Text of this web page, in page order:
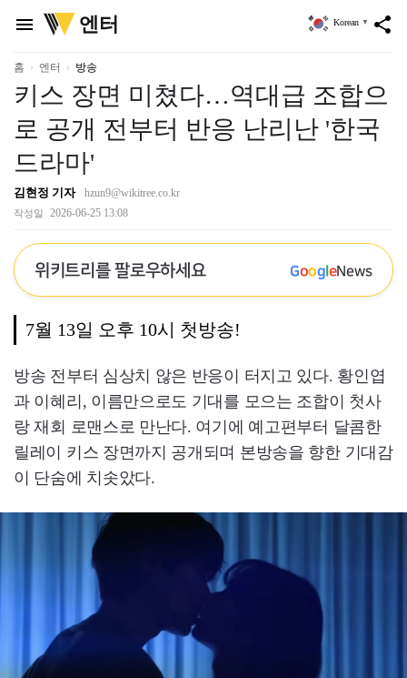
menu
위
키
리
엔터 share
Korean ▼
홈 엔터 방송
키스 장면 미쳤다…역대급 조합으
로 공개 전부터 반응 난리난 '한국
드라마'
김현정 기자 hzun9@wikitree.co.kr
작성일 2026-06-25 13:08
위키트리를 팔로우하세요 GoogleNews
7월 13일 오후 10시 첫방송!
방송 전부터 심상치 않은 반응이 터지고 있다. 황인엽
과 이혜리, 이름만으로도 기대를 모으는 조합이 첫사
랑 재회 로맨스로 만난다. 여기에 예고편부터 달콤한
릴레이 키스 장면까지 공개되며 본방송을 향한 기대감
이 단숨에 치솟았다.